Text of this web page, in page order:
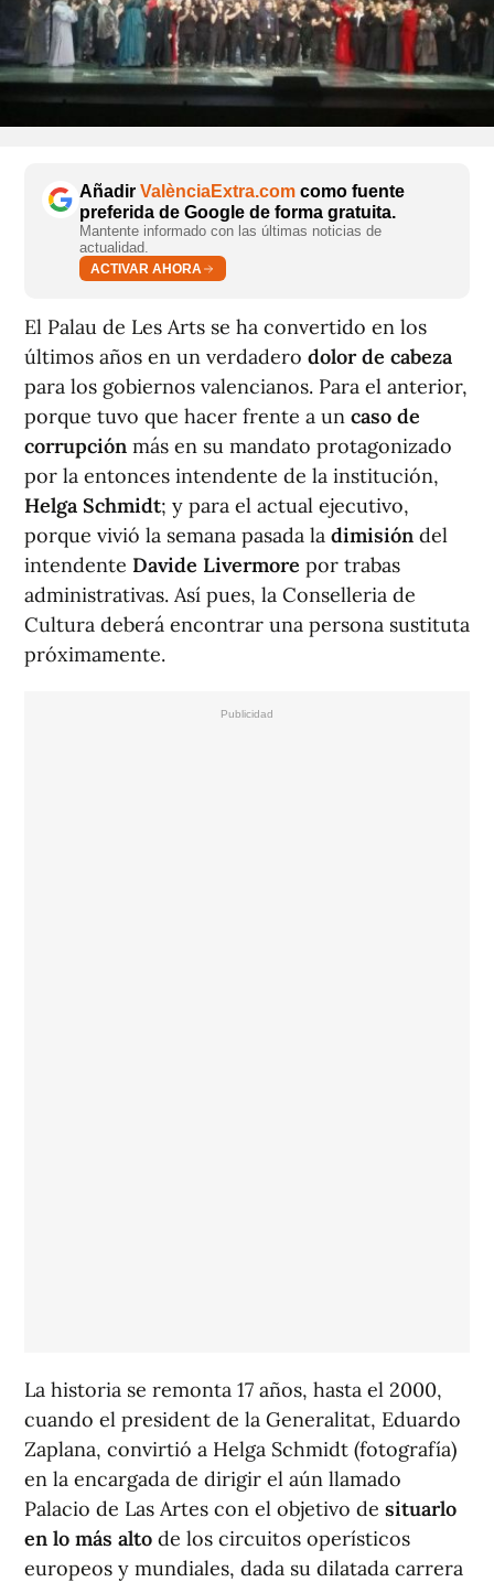
Añadir ValènciaExtra.com como fuente
preferida de Google de forma gratuita.
Mantente informado con las últimas noticias de
actualidad.
ACTIVAR AHORA
El Palau de Les Arts se ha convertido en los
últimos años en un verdadero dolor de cabeza
para los gobiernos valencianos. Para el anterior,
porque tuvo que hacer frente a un caso de
corrupción más en su mandato protagonizado
por la entonces intendente de la institución,
Helga Schmidt; y para el actual ejecutivo,
porque vivió la semana pasada la dimisión del
intendente Davide Livermore por trabas
administrativas. Así pues, la Conselleria de
Cultura deberá encontrar una persona sustituta
próximamente.
La historia se remonta 17 años, hasta el 2000,
cuando el president de la Generalitat, Eduardo
Zaplana, convirtió a Helga Schmidt (fotografía)
en la encargada de dirigir el aún llamado
Palacio de Las Artes con el objetivo de situarlo
en lo más alto de los circuitos operísticos
europeos y mundiales, dada su dilatada carrera